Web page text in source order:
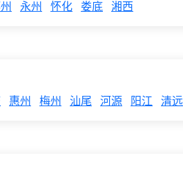
永州 怀化 娄底 湘西
惠州 梅州 汕尾 河源 阳江 清远